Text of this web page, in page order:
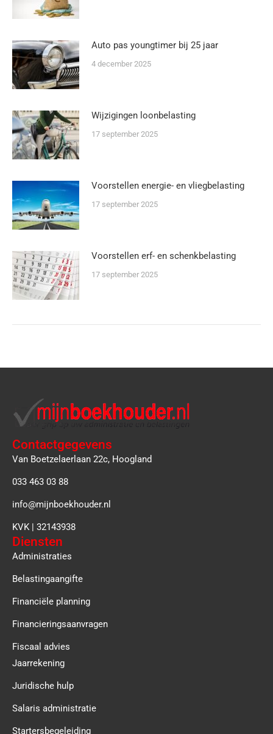
Auto pas youngtimer bij 25 jaar
4 december 2025
Wijzigingen loonbelasting
17 september 2025
Voorstellen energie- en vliegbelasting
17 september 2025
Voorstellen erf- en schenkbelasting
17 september 2025
Contactgegevens
Van Boetzelaerlaan 22c, Hoogland
033 463 03 88
info@mijnboekhouder.nl
KVK | 32143938
Diensten
Administraties
Belastingaangifte
Financiële planning
Financieringsaanvragen
Fiscaal advies
Jaarrekening
Juridische hulp
Salaris administratie
Startersbegeleiding